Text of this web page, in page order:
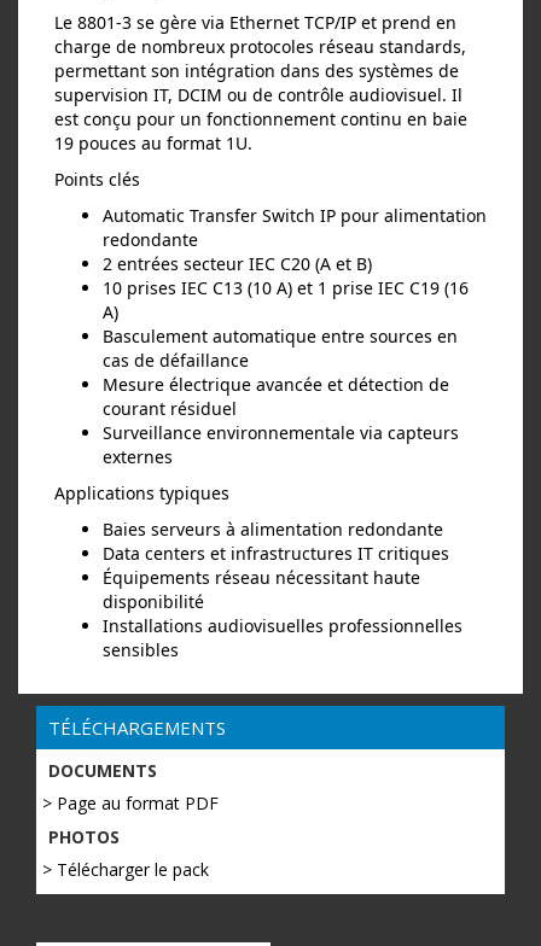
Le 8801‑3 se gère via Ethernet TCP/IP et prend en
charge de nombreux protocoles réseau standards,
permettant son intégration dans des systèmes de
supervision IT, DCIM ou de contrôle audiovisuel. Il
est conçu pour un fonctionnement continu en baie
19 pouces au format 1U.
Points clés
Automatic Transfer Switch IP pour alimentation
redondante
2 entrées secteur IEC C20 (A et B)
10 prises IEC C13 (10 A) et 1 prise IEC C19 (16
A)
Basculement automatique entre sources en
cas de défaillance
Mesure électrique avancée et détection de
courant résiduel
Surveillance environnementale via capteurs
externes
Applications typiques
Baies serveurs à alimentation redondante
Data centers et infrastructures IT critiques
Équipements réseau nécessitant haute
disponibilité
Installations audiovisuelles professionnelles
sensibles
TÉLÉCHARGEMENTS
DOCUMENTS
> Page au format PDF
PHOTOS
> Télécharger le pack